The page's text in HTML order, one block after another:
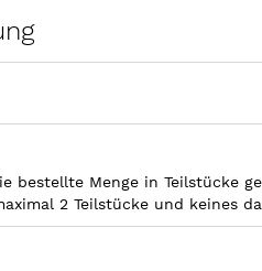
bestellte Menge in Teilstücke
2 Teilstücke und keines